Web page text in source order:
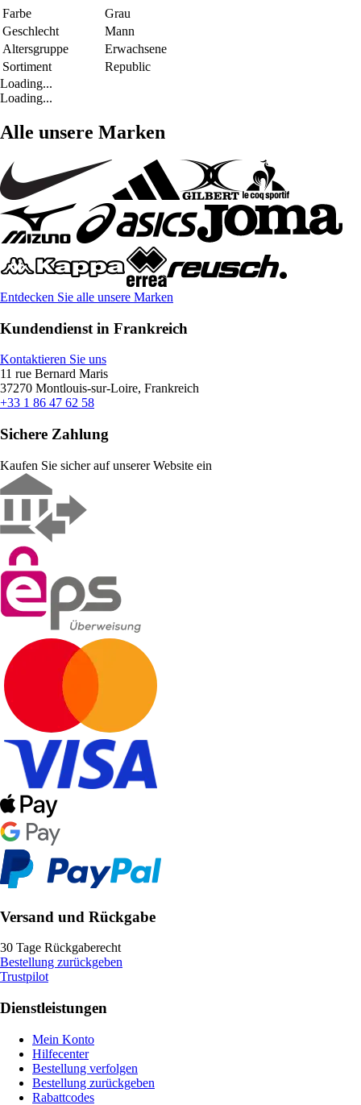
Farbe
Grau
Geschlecht
Mann
Altersgruppe
Erwachsene
Sortiment
Republic
Loading...
Loading...
Alle unsere Marken
Entdecken Sie alle unsere Marken
Kundendienst in Frankreich
Kontaktieren Sie uns
11 rue Bernard Maris
37270 Montlouis-sur-Loire, Frankreich
+33 1 86 47 62 58
Sichere Zahlung
Kaufen Sie sicher auf unserer Website ein
Versand und Rückgabe
30 Tage Rückgaberecht
Bestellung zurückgeben
Trustpilot
Dienstleistungen
Mein Konto
Hilfecenter
Bestellung verfolgen
Bestellung zurückgeben
Rabattcodes